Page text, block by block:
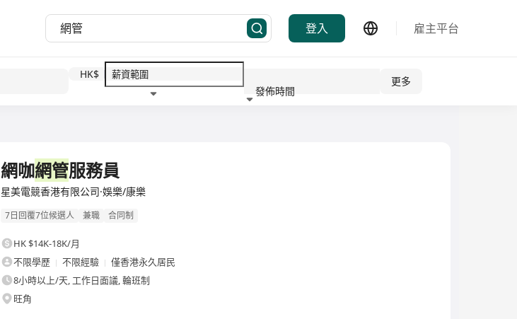
登入 雇主平台
HK$
發佈時間
更多
網咖網管服務員
星美電競香港有限公司·娛樂/康樂
7日回覆7位候選人 兼職 合同制
HK $14K-18K/月
不限學歷
不限經驗
僅香港永久居民
8小時以上/天, 工作日面議, 輪班制
旺角